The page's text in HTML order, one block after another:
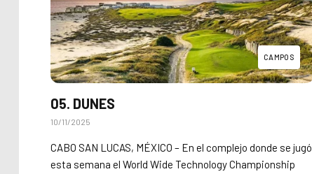
CAMPOS
05. DUNES
10/11/2025
CABO SAN LUCAS, MÉXICO – En el complejo donde se jugó
esta semana el World Wide Technology Championship